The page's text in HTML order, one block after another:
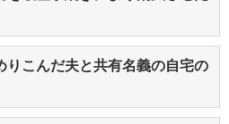
りこんだ夫と共有名義の自宅の